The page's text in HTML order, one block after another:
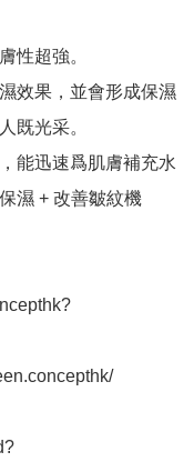
性超強。
效果，並會形成保濕
既光采。
能迅速爲肌膚補充水
濕 + 改善皺紋機